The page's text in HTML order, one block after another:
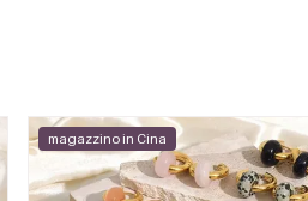
magazzino in Cina